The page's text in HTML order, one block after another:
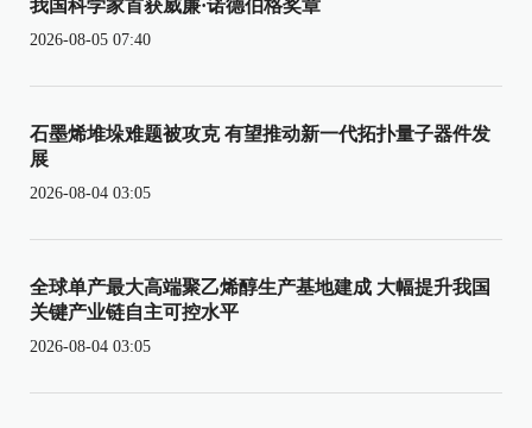
我国科学家首获威廉·诺德伯格奖章
2026-08-05 07:40
石墨烯堆垛难题被攻克 有望推动新一代拓扑量子器件发
展
2026-08-04 03:05
全球单产最大高端聚乙烯醇生产基地建成 大幅提升我国
关键产业链自主可控水平
2026-08-04 03:05